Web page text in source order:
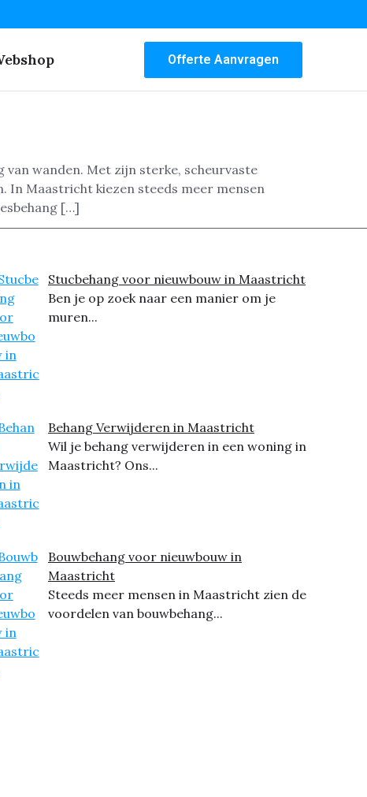
Offerte Aanvragen
van wanden. Met zijn sterke, scheurvaste
In Maastricht kiezen steeds meer mensen
[…]
Stucbehang voor nieuwbouw in Maastricht
Ben je op zoek naar een manier om je
muren...
Behang Verwijderen in Maastricht
Wil je behang verwijderen in een woning in
Maastricht? Ons...
Bouwbehang voor nieuwbouw in
Maastricht
Steeds meer mensen in Maastricht zien de
voordelen van bouwbehang...